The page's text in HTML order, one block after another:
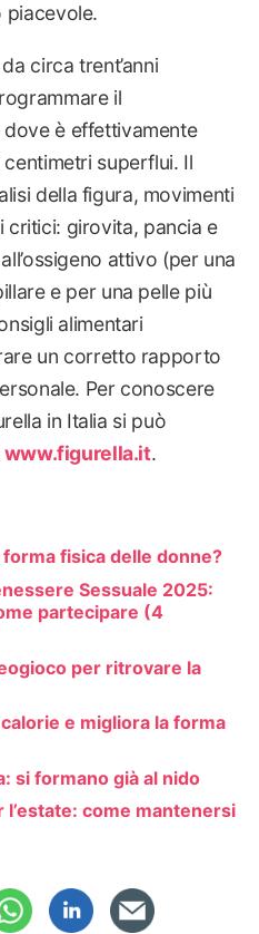
piacevole.
circa trent’anni
il
è effettivamente
superflui. Il
della figura, movimenti
critici: girovita, pancia e
attivo (per una
e per una pelle più
alimentari
un corretto rapporto
Per conoscere
in Italia si può
www.figurella.it.
forma fisica delle donne?
Sessuale 2025:
partecipare (4
per ritrovare la
e migliora la forma
si formano già al nido
come mantenersi